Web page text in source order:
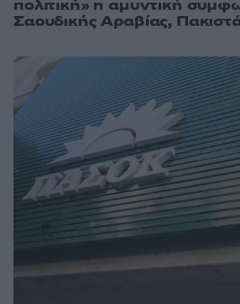
πολιτική» η αμυντική
Σαουδικής Αραβίας,